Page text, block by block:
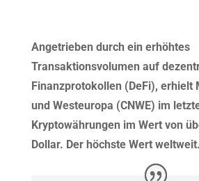
Angetrieben durch ein erhöhtes
Transaktionsvolumen auf
Finanzprotokollen (DeFi), erhielt
und Westeuropa (CNWE) im
Kryptowährungen im Wert von
Dollar. Der höchste Wert weltweit.